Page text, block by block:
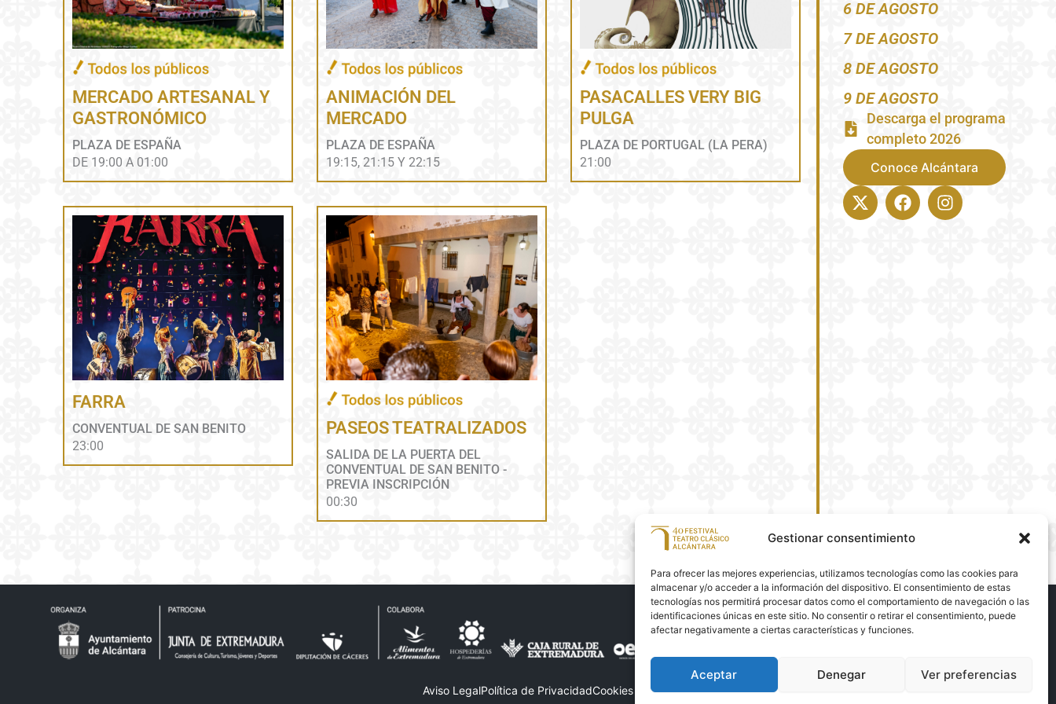
Gestionar consentimiento
Para ofrecer las mejores experiencias, utilizamos tecnologías como las cookies para
almacenar y/o acceder a la información del dispositivo. El consentimiento de estas
tecnologías nos permitirá procesar datos como el comportamiento de navegación o las
identificaciones únicas en este sitio. No consentir o retirar el consentimiento, puede
afectar negativamente a ciertas características y funciones.
Aceptar Denegar Ver preferencias
MERCADO ARTESANAL Y
GASTRONÓMICO
PLAZA DE ESPAÑA
DE 19:00 A 01:00
ANIMACIÓN DEL
MERCADO
PLAZA DE ESPAÑA
19:15, 21:15 Y 22:15
PASACALLES VERY BIG
PULGA
PLAZA DE PORTUGAL (LA PERA)
21:00
FARRA
CONVENTUAL DE SAN BENITO
23:00
PASEOS TEATRALIZADOS
SALIDA DE LA PUERTA DEL
CONVENTUAL DE SAN BENITO -
PREVIA INSCRIPCIÓN
00:30
6 DE AGOSTO
7 DE AGOSTO
8 DE AGOSTO
9 DE AGOSTO
Descarga el programa
completo 2026
Conoce Alcántara
X-
twitter
FacebookInstagram
Aviso LegalPolítica de PrivacidadCookies